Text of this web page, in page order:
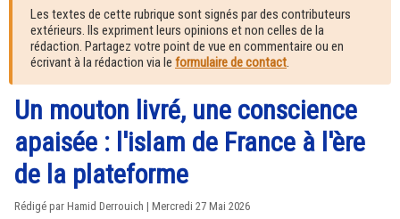
Les textes de cette rubrique sont signés par des contributeurs
extérieurs. Ils expriment leurs opinions et non celles de la
rédaction. Partagez votre point de vue en commentaire ou en
écrivant à la rédaction via le formulaire de contact.
Un mouton livré, une conscience
apaisée : l'islam de France à l'ère
de la plateforme
Rédigé par Hamid Derrouich | Mercredi 27 Mai 2026